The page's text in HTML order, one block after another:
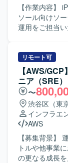
【作業内容】 iPhone / Android/ PCプラットフォーム/コン
ソール向けソ
運用をご担当いただきます。
機能部分の量
ム部分を効率
および改修 ・
とのコミュニケーション 【求める人
モノづくりを
る方です。 ・
す。 ・自走できる方です。 【
Unity ・ライブ
リモート可
【AWS/
ニア（SRE）
〜
渋谷区（東
インフラエ
AWS
【募集背景】
トルや他事業
の更なる成長